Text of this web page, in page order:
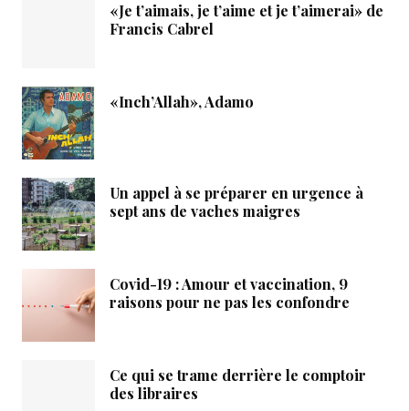
«Je t’aimais, je t’aime et je t’aimerai» de
Francis Cabrel
«Inch’Allah», Adamo
Un appel à se préparer en urgence à
sept ans de vaches maigres
Covid-19 : Amour et vaccination, 9
raisons pour ne pas les confondre
Ce qui se trame derrière le comptoir
des libraires